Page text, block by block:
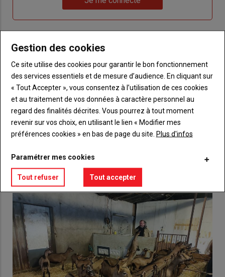
de
passe"
me
connecte"
titre
TITRE CRÉEZ UN COMPTE
BodyChoisissez votre formule et créez votre
compte pour accéder à tout {nom-site}.
Lien Créez un compte
VOUS AIMEREZ AUSSI
Gestion des cookies
Ce site utilise des cookies pour garantir le bon fonctionnement
des services essentiels et de mesure d’audience. En cliquant sur
« Tout Accepter », vous consentez à l’utilisation de ces cookies
et au traitement de vos données à caractère personnel au
regard des finalités décrites. Vous pourrez à tout moment
revenir sur vos choix, en utilisant le lien « Modifier mes
préférences cookies » en bas de page du site. Plus d'infos
Paramétrer mes cookies
Tout refuser Tout accepter